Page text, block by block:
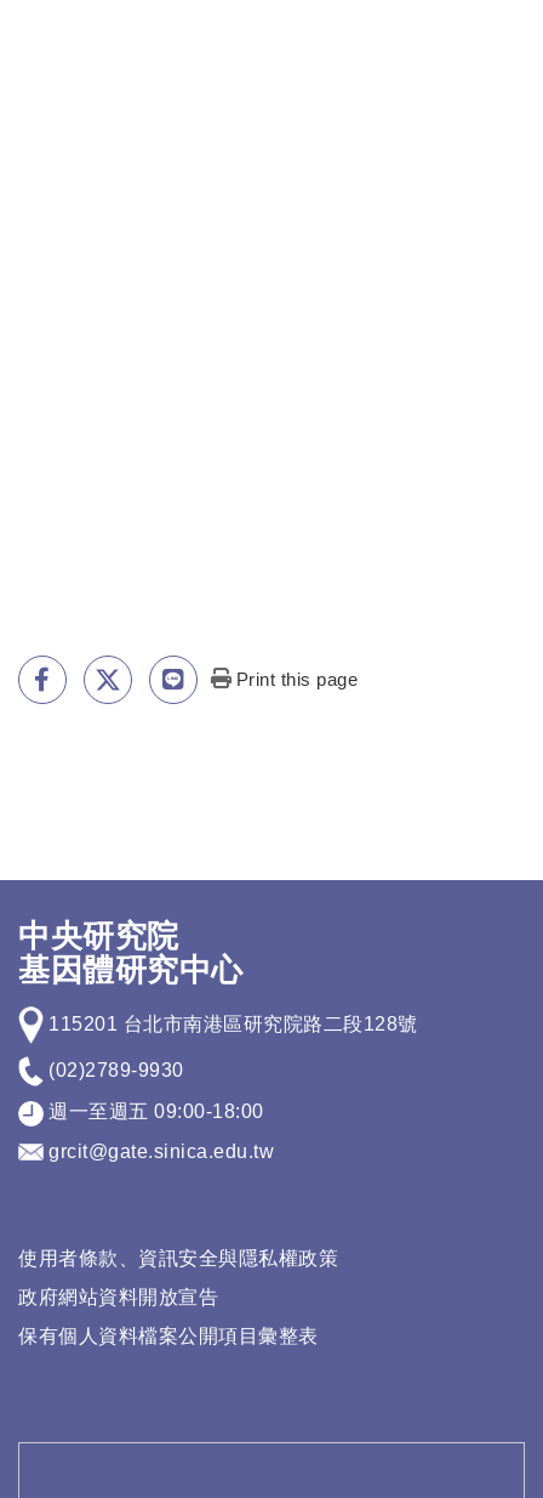
Print this page
中央研究院
基因體研究中心
115201 台北市南港區研究院路二段128號
(02)2789-9930
週一至週五 09:00-18:00
grcit@gate.sinica.edu.tw
使用者條款、資訊安全與隱私權政策
政府網站資料開放宣告
保有個人資料檔案公開項目彙整表